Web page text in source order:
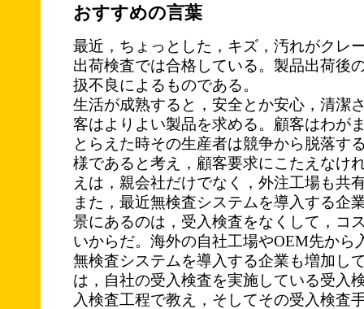
おすすめの言葉
最近，ちょっとした，キズ，汚れがクレ
出荷検査では合格している。製品出荷後
扱不良によるものである。
生活が成熟すると，安全とか安心，清潔
客はよりよい製品を求める。顧客はわが
とらえた時その生産者は競争から脱落す
様であると考え，顧客要求にこたえなけ
えは，親会社だけでなく，外注工場も共
また，最近無検査システムを導入する企
景にあるのは，受入検査をなくして，コ
いからだ。海外の自社工場やOEM先から
無検査システムを導入する企業も増加し
は，自社の受入検査を実施している受入
入検査工程で教え，そしてその受入検査